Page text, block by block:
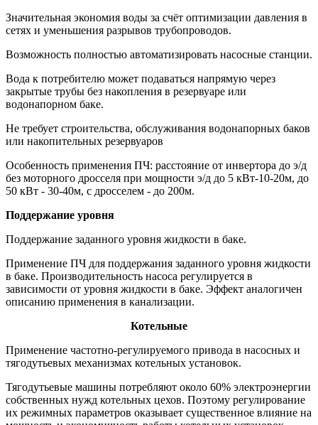
Значительная экономия воды за счёт оптимизации давления в
сетях и уменьшения разрывов трубопроводов.
Возможность полностью автоматизировать насосные станции.
Вода к потребителю может подаваться напрямую через
закрытые трубы без накопления в резервуаре или
водонапорном баке.
Не требует строительства, обслуживания водонапорных баков
или накопительных резервуаров
Особенность применения ПЧ: расстояние от инвертора до э/д
без моторного дросселя при мощности э/д до 5 кВт-10-20м, до
50 кВт - 30-40м, с дросселем - до 200м.
Поддержание уровня
Поддержание заданного уровня жидкости в баке.
Применение ПЧ для поддержания заданного уровня жидкости
в баке. Производительность насоса регулируется в
зависимости от уровня жидкости в баке. Эффект аналогичен
описанию применения в канализации.
Котельные
Применение частотно-регулируемого привода в насосных и
тягодутьевых механизмах котельных установок.
Тягодутьевые машины потребляют около 60% электроэнергии
собственных нужд котельных цехов. Поэтому регулирование
их режимных параметров оказывает существенное влияние на